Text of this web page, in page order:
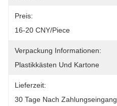
Preis:
16-20 CNY/piece
Verpackung Informationen:
Plastikkästen Und Kartone
Lieferzeit:
30 Tage Nach Zahlungseingang